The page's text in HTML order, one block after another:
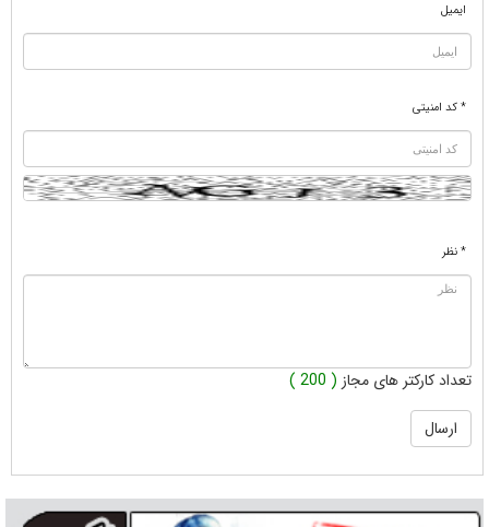
ایمیل
* کد امنیتی
* نظر
تعداد کارکتر های مجاز ( 200 )